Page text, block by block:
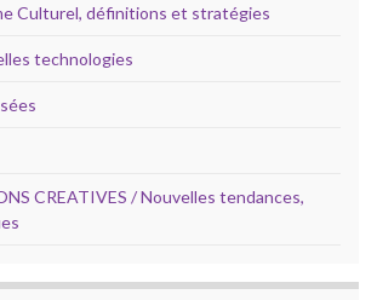
Culturel, définitions et stratégies
technologies
CREATIVES / Nouvelles tendances,